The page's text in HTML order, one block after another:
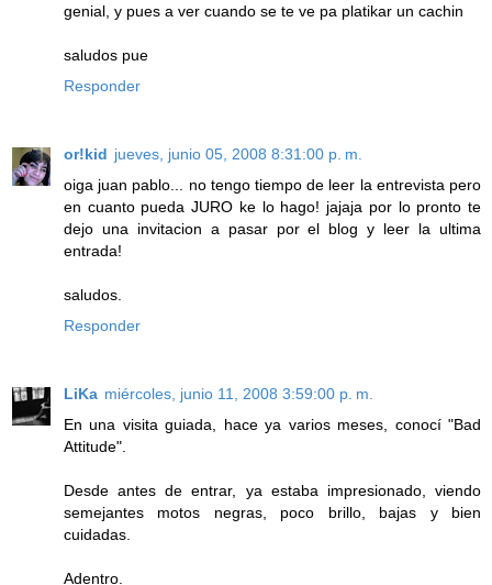
genial, y pues a ver cuando se te ve pa platikar un cachin
saludos pue
Responder
or!kid jueves, junio 05, 2008 8:31:00 p. m.
oiga juan pablo... no tengo tiempo de leer la entrevista pero
en cuanto pueda JURO ke lo hago! jajaja por lo pronto te
dejo una invitacion a pasar por el blog y leer la ultima
entrada!
saludos.
Responder
LiKa miércoles, junio 11, 2008 3:59:00 p. m.
En una visita guiada, hace ya varios meses, conocí "Bad
Attitude".
Desde antes de entrar, ya estaba impresionado, viendo
semejantes motos negras, poco brillo, bajas y bien
cuidadas.
Adentro.